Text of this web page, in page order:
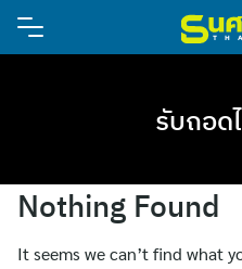
รับถอด
Nothing Found
It seems we can’t find what